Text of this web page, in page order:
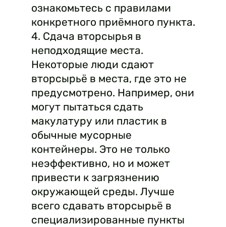
ознакомьтесь с правилами
конкретного приёмного пункта.
4. Сдача вторсырья в
неподходящие места.
Некоторые люди сдают
вторсырьё в места, где это не
предусмотрено. Например, они
могут пытаться сдать
макулатуру или пластик в
обычные мусорные
контейнеры. Это не только
неэффективно, но и может
привести к загрязнению
окружающей среды. Лучше
всего сдавать вторсырьё в
специализированные пункты